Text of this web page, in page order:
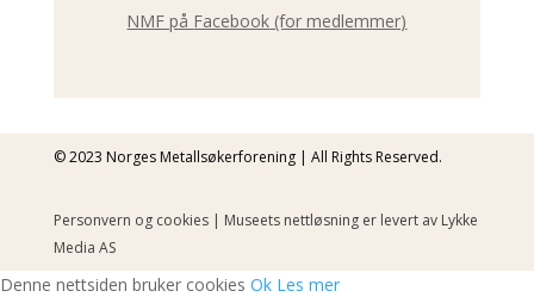
NMF på Facebook (for medlemmer)
© 2023 Norges Metallsøkerforening | All Rights Reserved.
Personvern og cookies | Museets nettløsning er levert av Lykke
Media AS
Denne nettsiden bruker cookies Ok Les mer